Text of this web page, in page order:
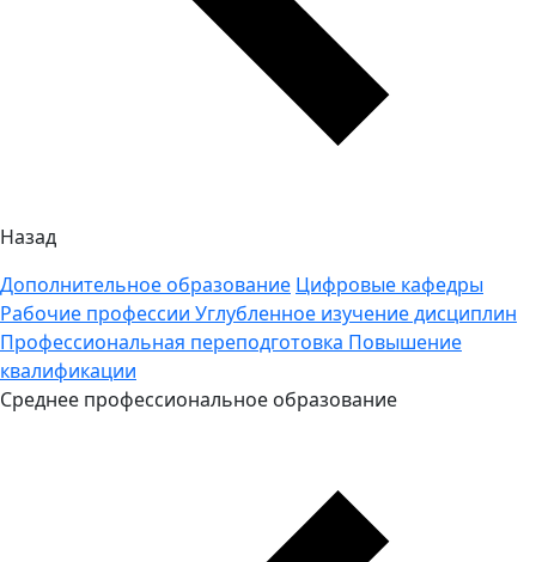
Назад
Дополнительное образование Цифровые кафедры
Рабочие профессии Углубленное изучение дисциплин
Профессиональная переподготовка Повышение
квалификации
Среднее профессиональное образование